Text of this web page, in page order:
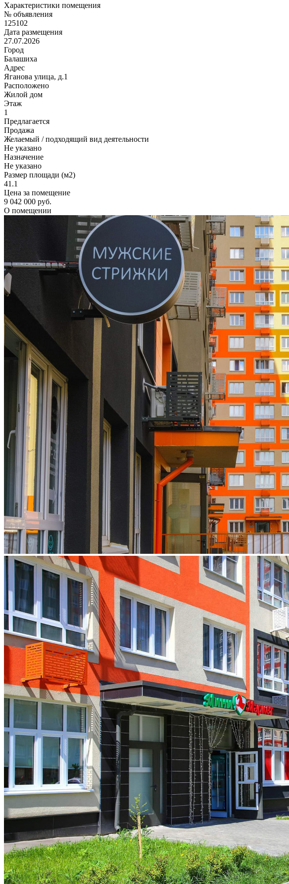
Характеристики помещения
№ объявления
125102
Дата размещения
27.07.2026
Город
Балашиха
Адрес
Яганова улица, д.1
Расположено
Жилой дом
Этаж
1
Предлагается
Продажа
Желаемый / подходящий вид деятельности
Не указано
Назначение
Не указано
Размер площади (м2)
41.1
Цена за помещение
9 042 000 руб.
О помещении